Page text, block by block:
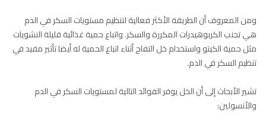
ومن المعروف أن الطريقة الأكثر فعالية لتنظيم مستويات السكر في الدم
هي تجنب الكربوهيدرات المكررة والسكر. واتباع حمية غذائية قليلة النشويات
مثل حمية الكيتو واستخدام خل التفاح أثناء اتباع الحمية له أيضا تأثير مفيد في
تنظيم السكر في الدم.
تشير الأبحاث إلى أن الخل يوفر الفوائد التالية لمستويات السكر في الدم
والأنسولين: